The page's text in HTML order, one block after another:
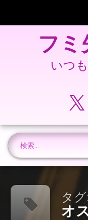
旧 フミ先生ブログ
旧 フミピアノ教
プ
フ
いつ
タ
オ